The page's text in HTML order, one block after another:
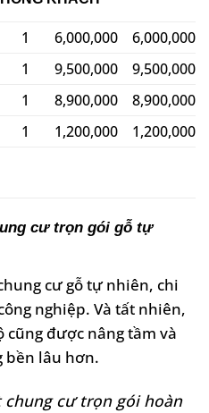
1 6,000,000
6,000,000
1 9,500,000
9,500,000
1 8,900,000
8,900,000
1 1,200,000 1,200,000
cư trọn gói gỗ tự
cư gỗ tự nhiên, chi
nghiệp. Và tất nhiên,
cũng được nâng tầm và
bền lâu hơn.
cư trọn gói hoàn